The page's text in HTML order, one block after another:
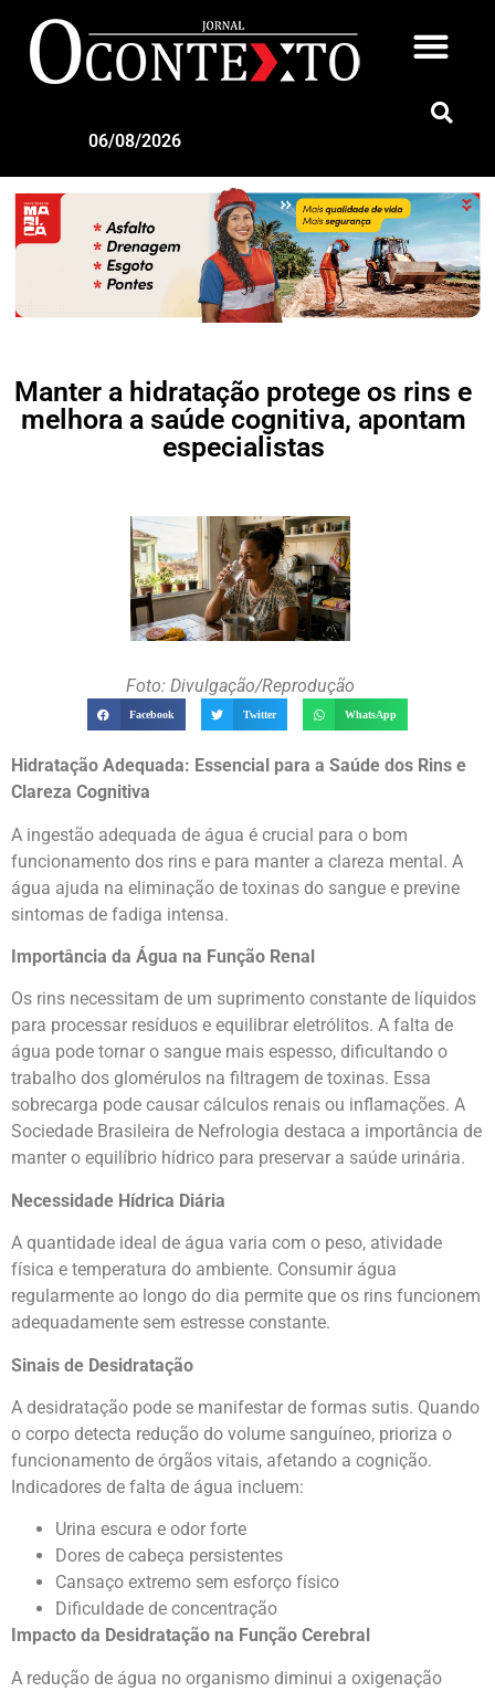
06/08/2026
Manter a hidratação protege os rins e
melhora a saúde cognitiva, apontam
especialistas
Foto: Divulgação/Reprodução
Facebook Twitter WhatsApp
Hidratação Adequada: Essencial para a Saúde dos Rins e
Clareza Cognitiva
A ingestão adequada de água é crucial para o bom
funcionamento dos rins e para manter a clareza mental. A
água ajuda na eliminação de toxinas do sangue e previne
sintomas de fadiga intensa.
Importância da Água na Função Renal
Os rins necessitam de um suprimento constante de líquidos
para processar resíduos e equilibrar eletrólitos. A falta de
água pode tornar o sangue mais espesso, dificultando o
trabalho dos glomérulos na filtragem de toxinas. Essa
sobrecarga pode causar cálculos renais ou inflamações. A
Sociedade Brasileira de Nefrologia destaca a importância de
manter o equilíbrio hídrico para preservar a saúde urinária.
Necessidade Hídrica Diária
A quantidade ideal de água varia com o peso, atividade
física e temperatura do ambiente. Consumir água
regularmente ao longo do dia permite que os rins funcionem
adequadamente sem estresse constante.
Sinais de Desidratação
A desidratação pode se manifestar de formas sutis. Quando
o corpo detecta redução do volume sanguíneo, prioriza o
funcionamento de órgãos vitais, afetando a cognição.
Indicadores de falta de água incluem:
Urina escura e odor forte
Dores de cabeça persistentes
Cansaço extremo sem esforço físico
Dificuldade de concentração
Impacto da Desidratação na Função Cerebral
A redução de água no organismo diminui a oxigenação